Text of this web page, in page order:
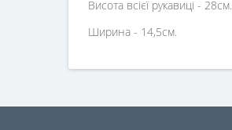
Висота всієї рукавиці - 28см.
Ширина - 14,5см.